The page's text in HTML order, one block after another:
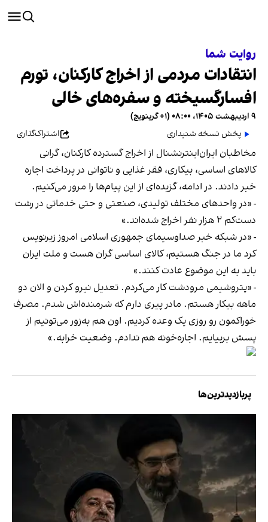
روایت شما
انتقادات مردمی از اخراج کارکنان، تورم
افسارگسیخته و سفره‌های خالی
۹ اردیبهشت ۱۴۰۵، ۰۸:۰۰ (‎+۱ گرینویچ)
پخش نسخه شنیداری
اشتراک‌گذاری
‫مخاطبان ایران‌اینترنشنال از اخراج گسترده کارکنان، گرانی
کالاهای اساسی، بیکاری، فقر غذایی و ناتوانی در پرداخت اجاره
خبر دادند. در ادامه، گزیده‌ای از این پیام‌ها را مرور می‌کنیم.‬
- «در واحدهای مختلف تولیدی، صنعتی و حتی خدماتی در رشت
دست‌کم ۲ هزار نفر اخراج شده‌اند.»
- «در شبکه خبر صداوسیمای جمهوری اسلامی امروز زیرنویس
کرد ما در جنگ هستیم، کالای اساسی گران هست و ملت ایران
باید به این موضوع عادت کنند.»
- «پتروشیمی مرودشت کار می‌کردم. تعدیل نیرو کردن و الان دو
ماهه بیکار هستم. مادر پیری دارم که شرمنده‌اش شدم. مصرف
خوراکمون رو روزی یک وعده کردیم. اون هم به‌زور می‌تونیم از
پسش بربیایم. اجاره‌خونه هم ندادم. وضعیت خرابه.»
پربازدیدترین‌ها